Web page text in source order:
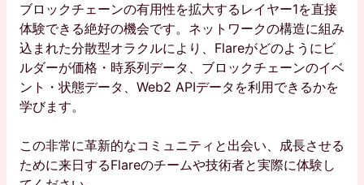
ブロックチェーンの有用性を拡大するレイヤー1を直接
体験できる絶好の機会です。ネットワークの構造に組み
込まれた分散型オラクルにより、Flareがどのようにビ
ルダーが価格・時系列データ、ブロックチェーンのイベ
ント・状態データ、Web2 APIデータを利用できるかを
学びます。
この非常に革新的なコミュニティと出会い、成長させる
ために来日するFlareのチームや技術者と実際に体験し